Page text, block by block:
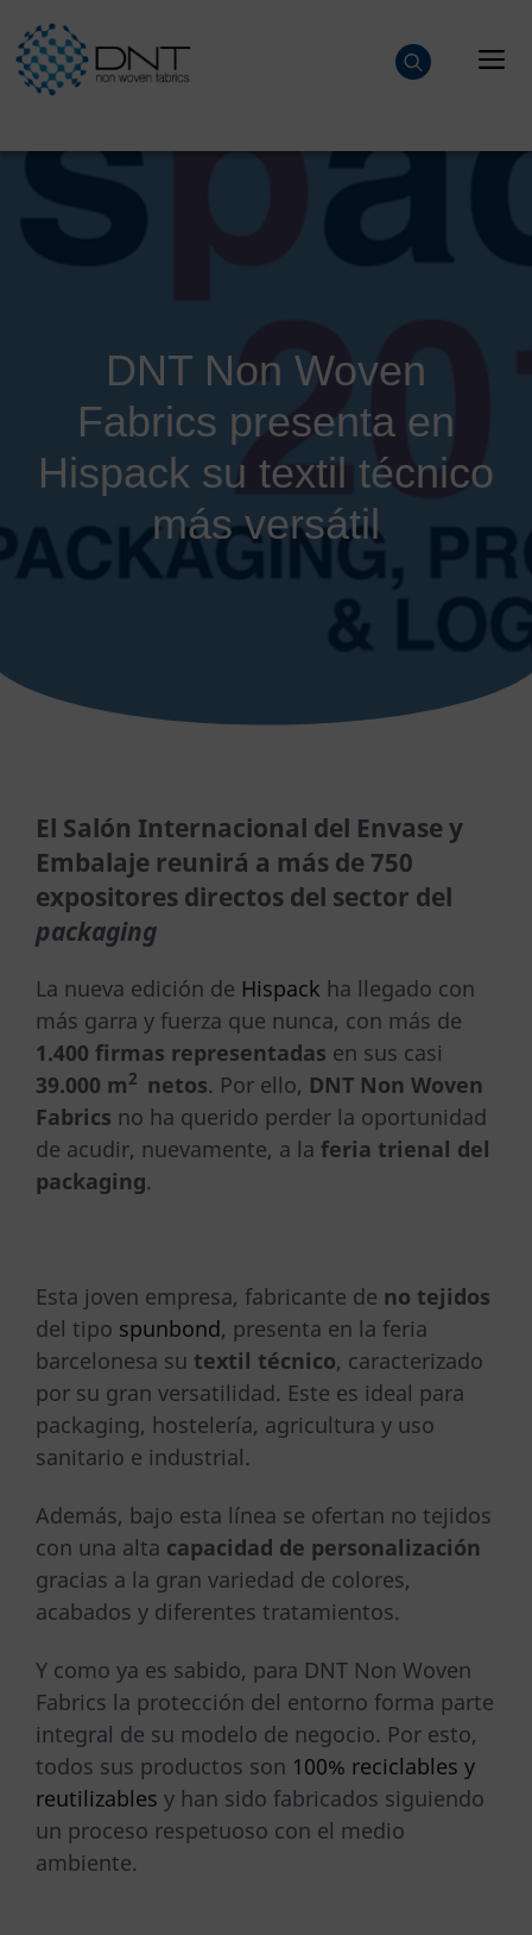
contenido
DNT Non Woven
Fabrics presenta en
Hispack su textil técnico
más versátil
El Salón Internacional del Envase y
Embalaje reunirá a más de 750
expositores directos del sector del
packaging
La nueva edición de Hispack ha llegado con
más garra y fuerza que nunca, con más de
1.400 firmas representadas en sus casi
39.000 m2 netos. Por ello, DNT Non Woven
Fabrics no ha querido perder la oportunidad
de acudir, nuevamente, a la feria trienal del
packaging.
Esta joven empresa, fabricante de no tejidos
del tipo spunbond, presenta en la feria
barcelonesa su textil técnico, caracterizado
por su gran versatilidad. Este es ideal para
packaging, hostelería, agricultura y uso
sanitario e industrial.
Además, bajo esta línea se ofertan no tejidos
con una alta capacidad de personalización
gracias a la gran variedad de colores,
acabados y diferentes tratamientos.
Y como ya es sabido, para DNT Non Woven
Fabrics la protección del entorno forma parte
integral de su modelo de negocio. Por esto,
todos sus productos son 100% reciclables y
reutilizables y han sido fabricados siguiendo
un proceso respetuoso con el medio
ambiente.